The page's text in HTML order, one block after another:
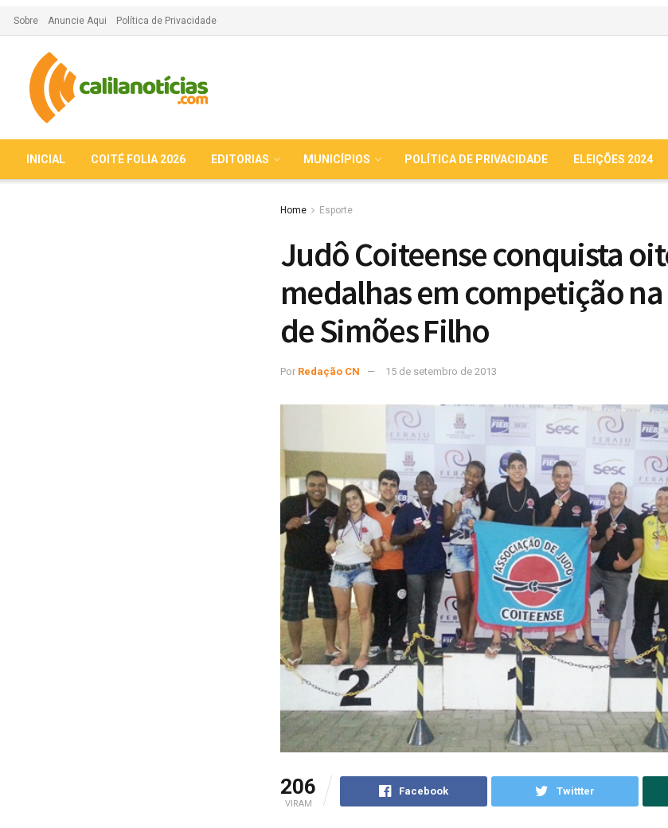
Sobre Anuncie Aqui Política de Privacidade
INICIAL COITÉ FOLIA 2026 EDITORIAS MUNICÍPIOS POLÍTICA DE PRIVACIDADE ELEIÇÕES 2024
Home Esporte
Judô Coiteense conquista
medalhas em competição
de Simões Filho
Por Redação CN 15 de setembro de 2013
206
VIRAM
Facebook Twittter